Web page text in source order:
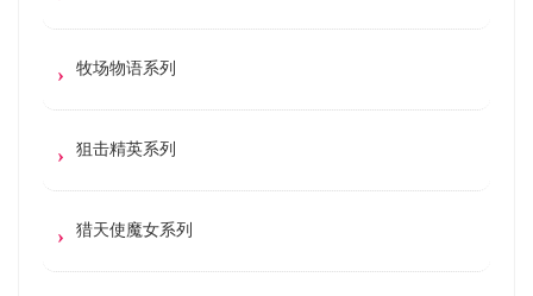
牧场物语系列
狙击精英系列
猎天使魔女系列